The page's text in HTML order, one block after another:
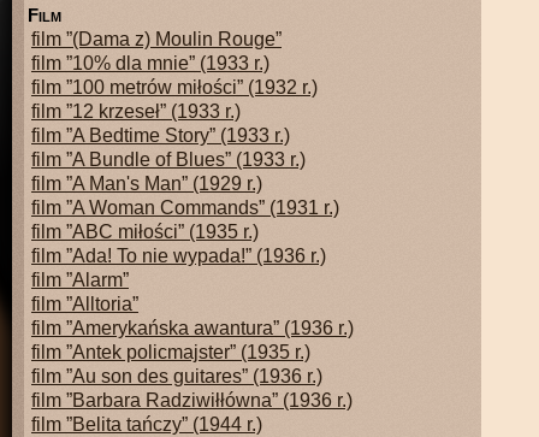
film
film ”(Dama z) Moulin Rouge”
film ”10% dla mnie” (1933 r.)
film ”100 metrów miłości” (1932 r.)
film ”12 krzeseł” (1933 r.)
film ”A Bedtime Story” (1933 r.)
film ”A Bundle of Blues” (1933 r.)
film ”A Man's Man” (1929 r.)
film ”A Woman Commands” (1931 r.)
film ”ABC miłości” (1935 r.)
film ”Ada! To nie wypada!” (1936 r.)
film ”Alarm”
film ”Alltoria”
film ”Amerykańska awantura” (1936 r.)
film ”Antek policmajster” (1935 r.)
film ”Au son des guitares” (1936 r.)
film ”Barbara Radziwiłłówna” (1936 r.)
film ”Belita tańczy” (1944 r.)